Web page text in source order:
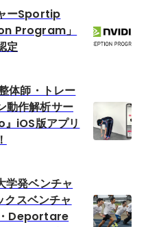
ーSportip
Program」
定
体師・トレー
動作解析サー
iOS版アプリ
学発ベンチャ
スベンチャ
・Deportare